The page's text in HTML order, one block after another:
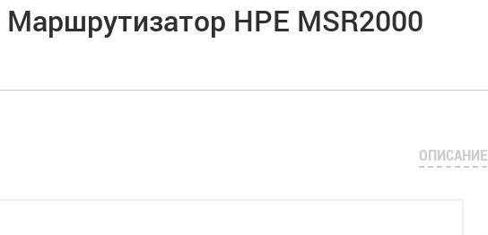
Маршрутизатор HPE MSR2000
ОПИСАНИЕ